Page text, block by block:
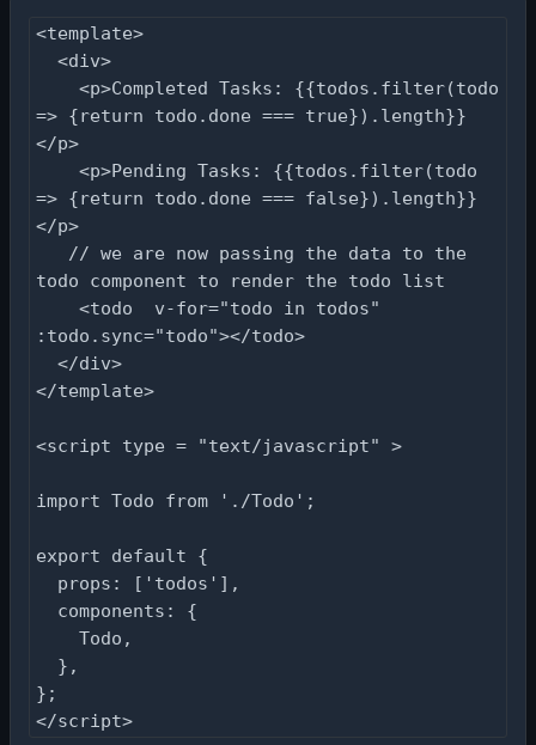
<template>
  <div>
    <p>Completed Tasks: {{todos.filter(todo
=> {return todo.done === true}).length}}
</p>
    <p>Pending Tasks: {{todos.filter(todo
=> {return todo.done === false}).length}}
</p>
todo component to render the todo list
    <todo  v-for="todo in todos"
:todo.sync="todo"></todo>
  </div>
</template>
<script type = "text/javascript" >
import Todo from './Todo';
export default {
    Todo,
};
</script>